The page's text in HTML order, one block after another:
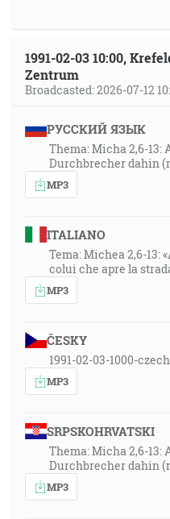
1991-02-03 10:00,
Zentrum
Broadcasted: 2026-07-12
РУССКИЙ ЯЗЫК
Thema: Micha 2,6-
Durchbrecher dahin
MP3
ITALIANO
Tema: Michea 2,6-13:
colui che apre la
MP3
ČESKY
1991-02-03-1000-czech
MP3
SRPSKOHRVATSKI
Thema: Micha 2,6-
Durchbrecher dahin
MP3